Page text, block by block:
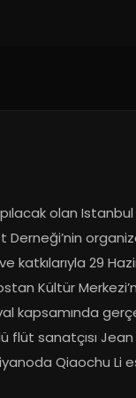
olan
Derneği’nin
katkılarıyla 29
Kültür
kapsamında
flüt sanatçısı Jean
Qiaochu Li